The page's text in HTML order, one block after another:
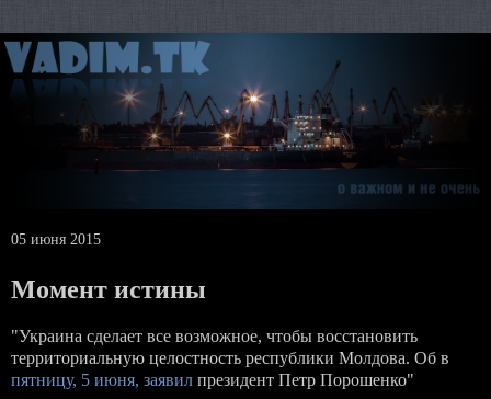
05 июня 2015
Момент истины
"Украина сделает все возможное, чтобы восстановить
территориальную целостность республики Молдова. Об в
пятницу, 5 июня, заявил президент Петр Порошенко"